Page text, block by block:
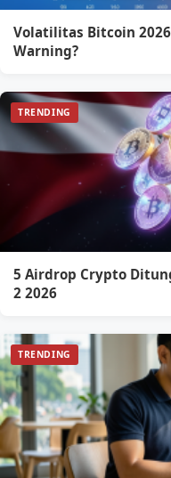
Volatilitas Bitcoin
Warning?
TRENDING
5 Airdrop Crypto
2 2026
TRENDING